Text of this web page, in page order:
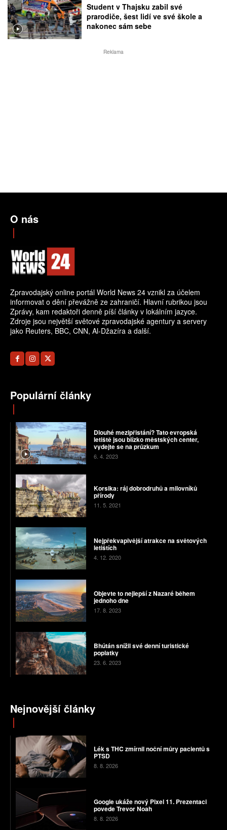
Student v Thajsku zabil své
prarodiče, šest lidí ve své škole a
nakonec sám sebe
Reklama
O nás
Zpravodajský online portál World News 24 vznikl za účelem
informovat o dění převážně ze zahraničí. Hlavní rubrikou jsou
Zprávy, kam redaktoři denně píší články v lokálním jazyce.
Zdroje jsou největší světové zpravodajské agentury a servery
jako Reuters, BBC, CNN, Al-Džazíra a další.
Populární články
Dlouhé mezipřistání? Tato evropská
letiště jsou blízko městských center,
vydejte se na průzkum
6. 4. 2023
Korsika: ráj dobrodruhů a milovníků
přírody
11. 5. 2021
Nejpřekvapivější atrakce na světových
letištích
4. 12. 2020
Objevte to nejlepší z Nazaré během
jednoho dne
17. 8. 2023
Bhútán snížil své denní turistické
poplatky
23. 6. 2023
Nejnovější články
Lék s THC zmírnil noční můry pacientů s
PTSD
8. 8. 2026
Google ukáže nový Pixel 11. Prezentaci
povede Trevor Noah
8. 8. 2026